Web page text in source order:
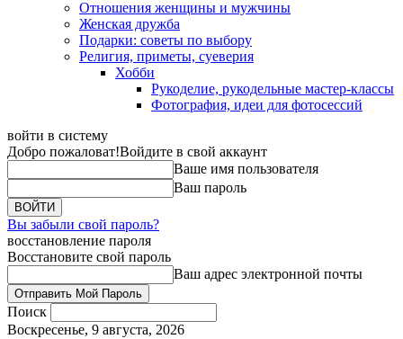
Отношения женщины и мужчины
Женская дружба
Подарки: советы по выбору
Религия, приметы, суеверия
Хобби
Рукоделие, рукодельные мастер-классы
Фотография, идеи для фотосессий
войти в систему
Добро пожаловат!Войдите в свой аккаунт
Ваше имя пользователя
Ваш пароль
Вы забыли свой пароль?
восстановление пароля
Восстановите свой пароль
Ваш адрес электронной почты
Поиск
Воскресенье, 9 августа, 2026